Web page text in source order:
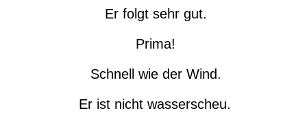
Er folgt sehr gut.
Prima!
Schnell wie der Wind.
Er ist nicht wasserscheu.